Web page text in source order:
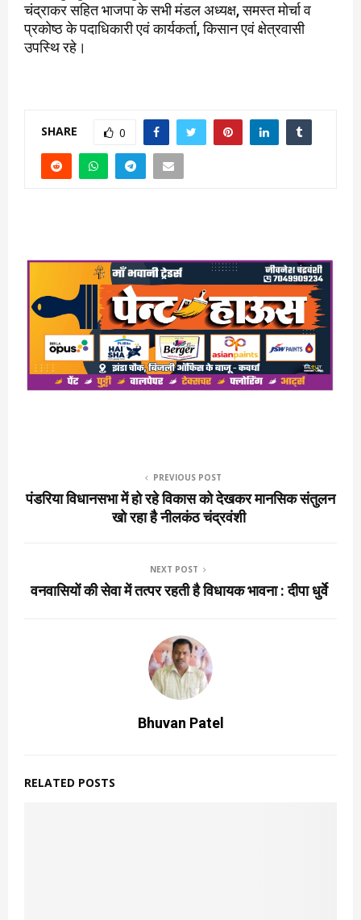
चंद्राकर सहित भाजपा के सभी मंडल अध्यक्ष, समस्त मोर्चा व
प्रकोष्ठ के पदाधिकारी एवं कार्यकर्ता, किसान एवं क्षेत्रवासी
उपस्थि रहे।
SHARE 0
PREVIOUS POST
पंडरिया विधानसभा में हो रहे विकास को देखकर मानसिक संतुलन
खो रहा है नीलकंठ चंद्रवंशी
NEXT POST
वनवासियों की सेवा में तत्पर रहती है विधायक भावना : दीपा धुर्वे
Bhuvan Patel
RELATED POSTS